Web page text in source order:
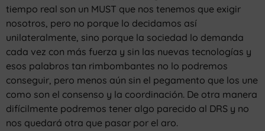
tiempo real son un MUST que nos tenemos que exigir
nosotros, pero no porque lo decidamos así
unilateralmente, sino porque la sociedad lo demanda
cada vez con más fuerza y sin las nuevas tecnologías y
esos palabros tan rimbombantes no lo podremos
conseguir, pero menos aún sin el pegamento que los une
como son el consenso y la coordinación. De otra manera
difícilmente podremos tener algo parecido al DRS y no
nos quedará otra que pasar por el aro.